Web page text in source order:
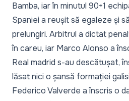
Bamba, iar în minutul 90+1
Spaniei a reușit să egaleze și
prelungiri. Arbitrul a dictat
în careu, iar Marco Alonso a
Real madrid s-au descătușat,
lăsat nici o șansă formației
Federico Valverde a înscris o